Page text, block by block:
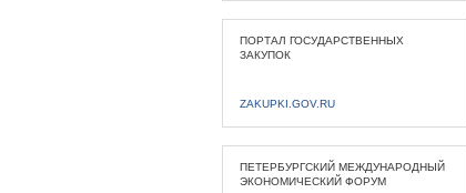
ПОРТАЛ ГОСУДАРСТВЕННЫХ
ЗАКУПОК
ZAKUPKI.GOV.RU
ПЕТЕРБУРГСКИЙ МЕЖДУНАРОДНЫЙ
ЭКОНОМИЧЕСКИЙ ФОРУМ